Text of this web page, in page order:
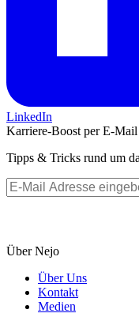
LinkedIn
Karriere-Boost per E-Mail
Tipps & Tricks rund um
Über Nejo
Über Uns
Kontakt
Medien